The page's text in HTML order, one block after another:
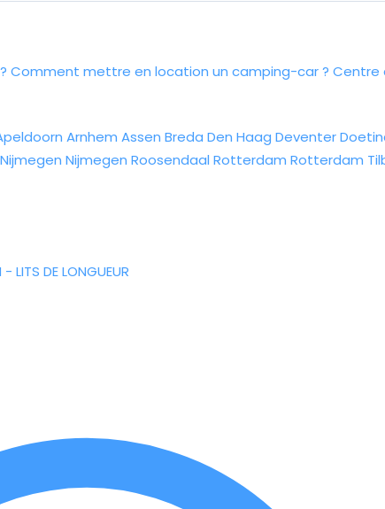
Comment mettre en location un camping-car ? Centre
Arnhem Assen Breda Den Haag Deventer
Nijmegen Nijmegen Roosendaal Rotterdam Rotterdam
LITS DE LONGUEUR